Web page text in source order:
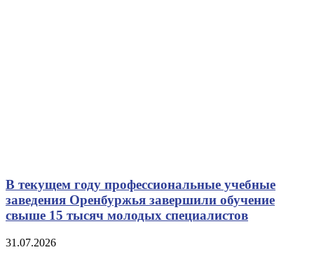
В текущем году профессиональные учебные
заведения Оренбуржья завершили обучение
свыше 15 тысяч молодых специалистов
31.07.2026